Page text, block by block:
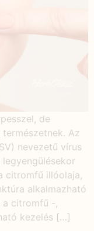
de
Az
nevezetű vírus
citromfű illóolaja,
alkalmazható
a citromfű -,
kezelés […]